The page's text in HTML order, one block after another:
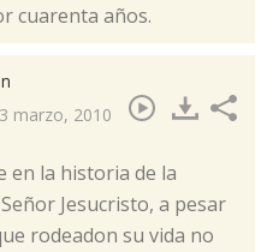
cuarenta años.
marzo, 2010
en la historia de la
Jesucristo, a pesar
rodeadon su vida no